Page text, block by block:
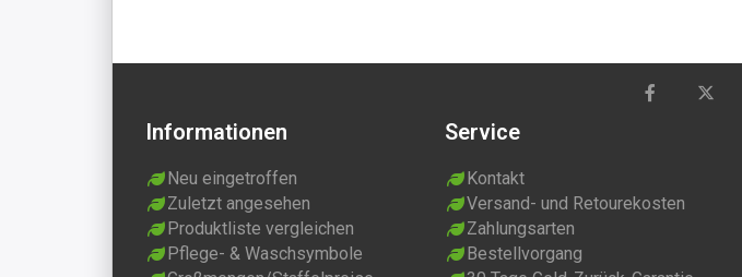
Informationen
Neu eingetroffen
Zuletzt angesehen
Produktliste vergleichen
Pflege- & Waschsymbole
Service
Kontakt
Versand- und Retourekosten
Zahlungsarten
Bestellvorgang